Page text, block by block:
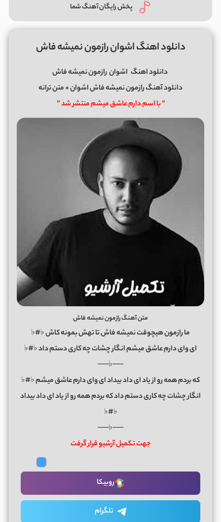
پخش رایگان آهنگ شما
دانلود اهنگ اشوان رازمون نمیشه فاش
دانلود اهنگ اشوان رازمون نمیشه فاش
دانلود آهنگ رازمون نمیشه فاش اشوان + متن ترانه
” با اسم دارم عاشق میشم منتشر شد ”
متن آهنگ رازمون نمیشه فاش
ما رازمون هیچوقت نمیشه فاش تا تهش بمونه کاش ♭#♭
ای وای دارم عاشق میشم انگار چشات چه کاری دستم داد ♭#♭
──♭──
که بردم همه رو از یاد ای داد بیداد ای وای دارم عاشق میشم ♭#♭
انگار چشات چه کاری دستم داد که بردم همه رو از یاد ای داد بیداد
♭#♭
──♭──
جهت تکمیل آرشیو قرار گرفت
روبیکا
تلگرام